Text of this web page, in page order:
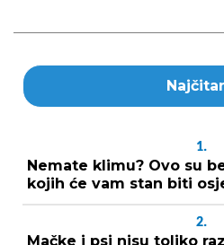
1.
Nemate klimu? Ovo su
kojih će vam stan biti
2.
Mačke i psi nisu toliko